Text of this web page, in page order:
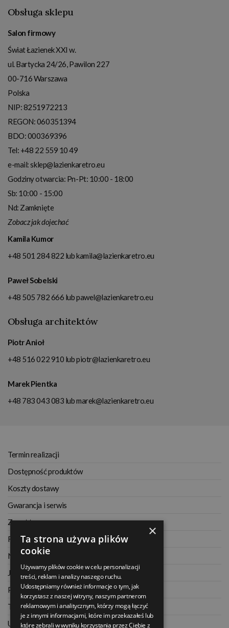
Obsługa sklepu
Salon firmowy
Świat Łazienek XXI w.
ul. Bartycka 24/26, Pawilon 227
00-716Warszawa
Polska
NIP:8251972213
REGON: 060351394
BDO: 000369396
Tel: +48 22 559 10 49
e-mail:sklep@lazienkaretro.eu
Godziny otwarcia: Pn-Pt: 10:00 - 18:00
Sb: 10:00 - 15:00
Nd: Zamknięte
Zobacz jak dojechać
Kamila Kumor
+48 501 284 822 lubkamila@lazienkaretro.eu
Paweł Sobelski
+48 505 782 666 lubpawel@lazienkaretro.eu
Obsługa architektów
Piotr Anioł
+48 516 022 910 lubpiotr@lazienkaretro.eu
Marek Pientka
+48 783 043 083 lubmarek@lazienkaretro.eu
Termin realizacji
Dostępność produktów
Koszty dostawy
Gwarancja i serwis
Zwrot towaru
Regulamin
Najczęściej zadawane pytania
Jak kupować na raty
Polityka prywatności
Twoje zamówienia
Ustawienia konta
×
Ta strona używa plików
cookie
Używamy plików cookie w celu personalizacji
treści, reklam i analizy naszego ruchu.
Udostępniamy również informacje o tym, jak
korzystasz z naszej witryny, naszym partnerom
reklamowym i analitycznym, którzy mogą łączyć
je z innymi informacjami, które im przekazałeś lub
które zebrali w wyniku korzystania przez Ciebie z